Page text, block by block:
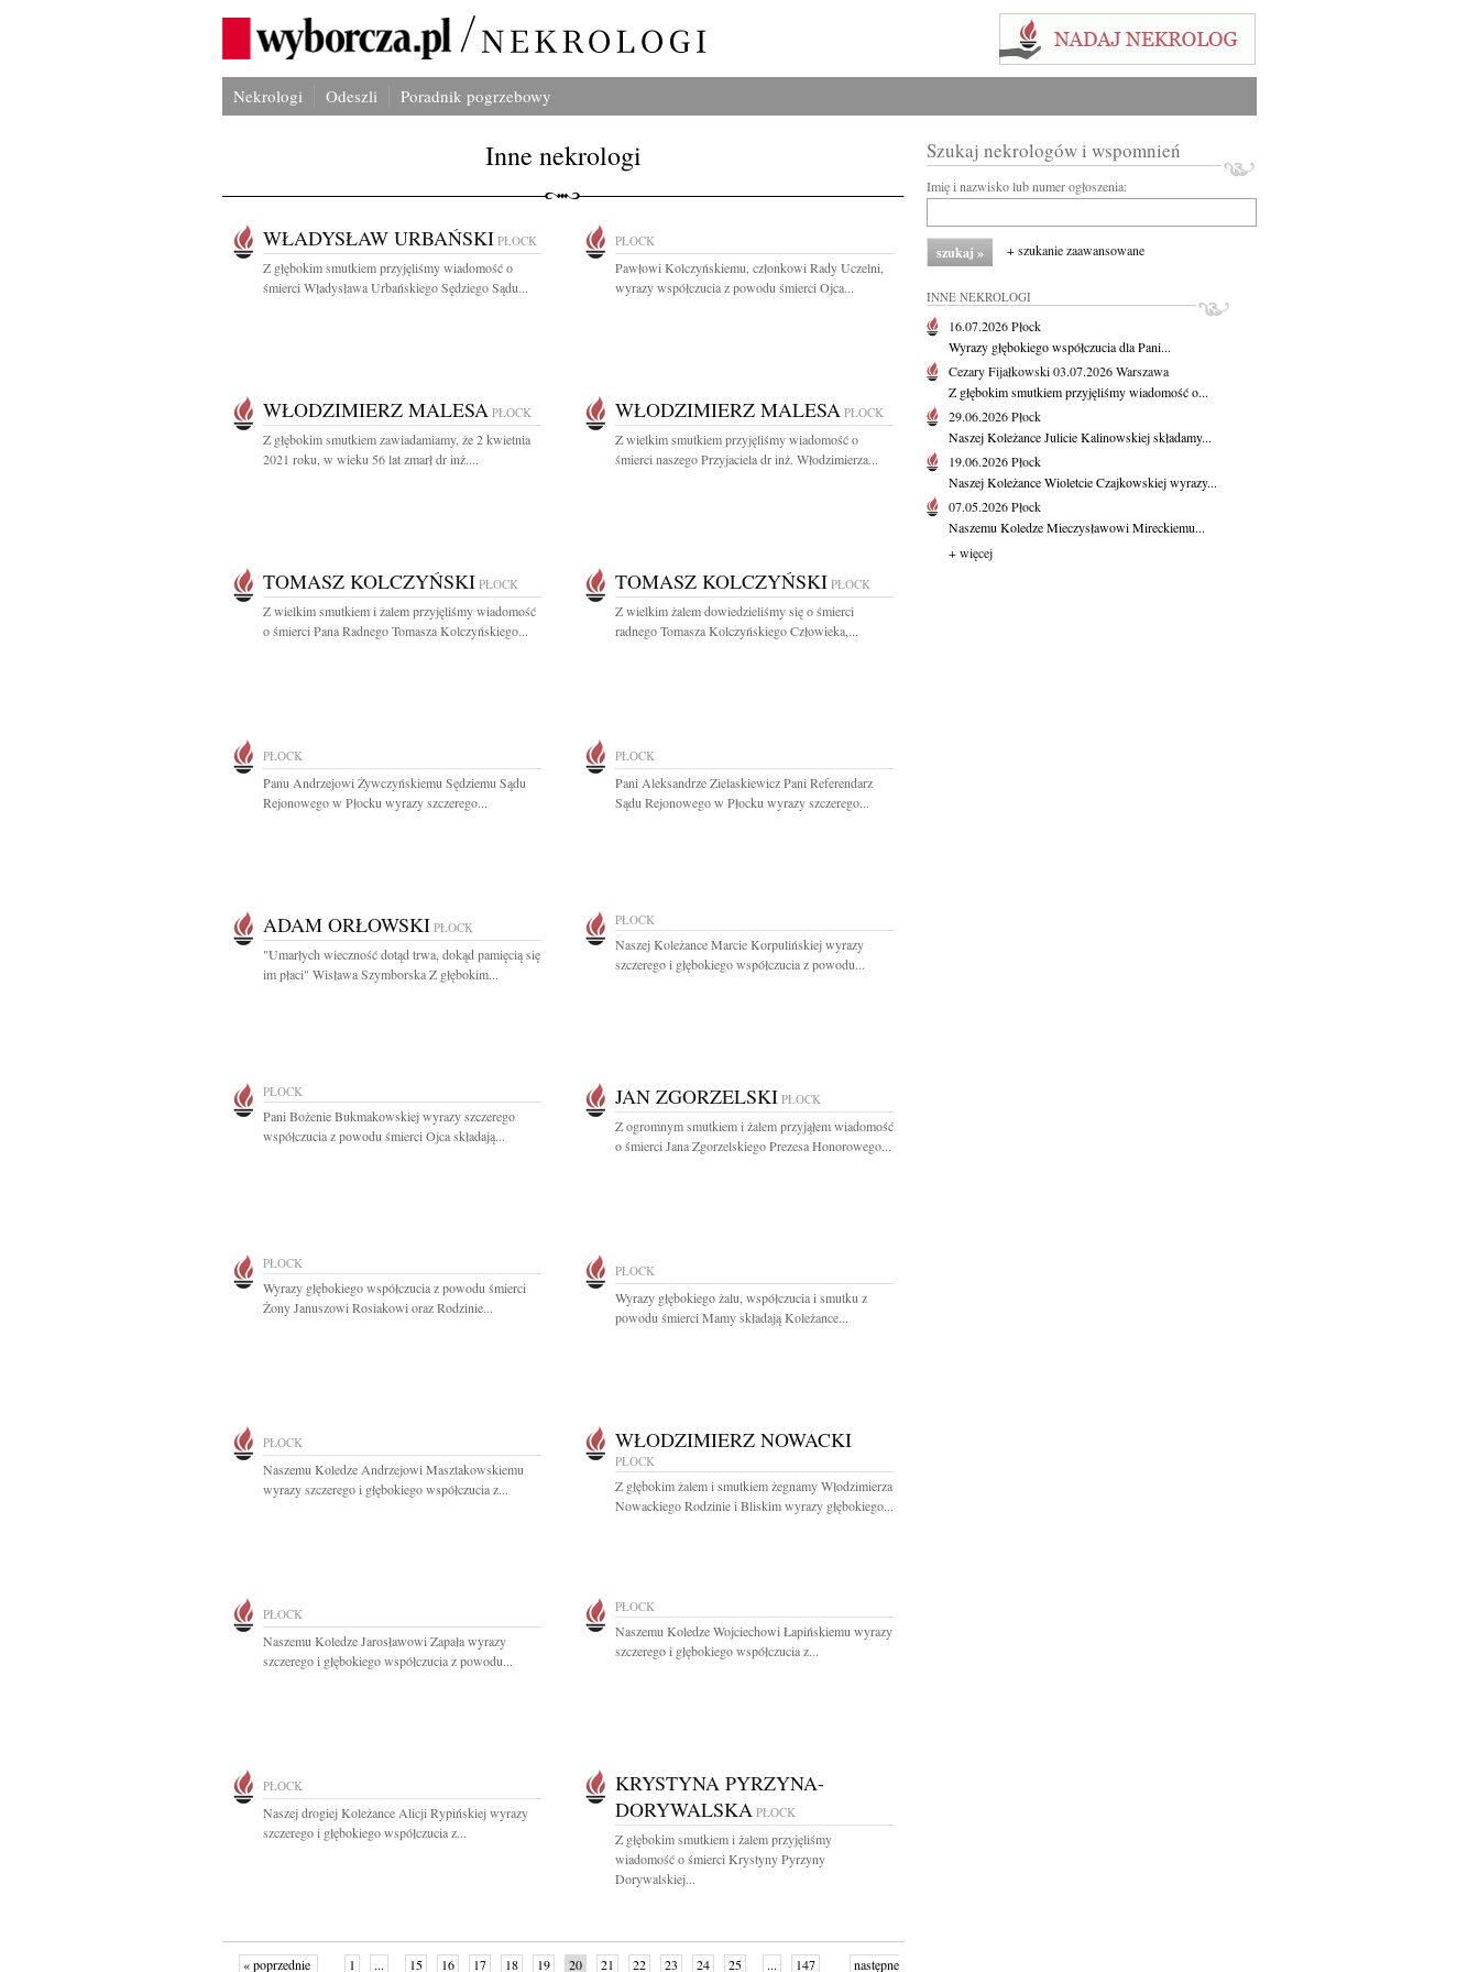
Nekrologi Odeszli Poradnik pogrzebowy
Inne nekrologi
WŁADYSŁAW URBAŃSKI PŁOCK
Z głębokim smutkiem przyjęliśmy wiadomość o
śmierci Władysława Urbańskiego Sędziego Sądu...
PŁOCK
Pawłowi Kolczyńskiemu, członkowi Rady Uczelni,
wyrazy współczucia z powodu śmierci Ojca...
WŁODZIMIERZ MALESA PŁOCK
Z głębokim smutkiem zawiadamiamy, że 2 kwietnia
2021 roku, w wieku 56 lat zmarł dr inż....
WŁODZIMIERZ MALESA PŁOCK
Z wielkim smutkiem przyjęliśmy wiadomość o
śmierci naszego Przyjaciela dr inż. Włodzimierza...
TOMASZ KOLCZYŃSKI PŁOCK
Z wielkim smutkiem i żalem przyjęliśmy wiadomość
o śmierci Pana Radnego Tomasza Kolczyńskiego...
TOMASZ KOLCZYŃSKI PŁOCK
Z wielkim żalem dowiedzieliśmy się o śmierci
radnego Tomasza Kolczyńskiego Człowieka,...
PŁOCK
Panu Andrzejowi Żywczyńskiemu Sędziemu Sądu
Rejonowego w Płocku wyrazy szczerego...
PŁOCK
Pani Aleksandrze Zielaskiewicz Pani Referendarz
Sądu Rejonowego w Płocku wyrazy szczerego...
ADAM ORŁOWSKI PŁOCK
"Umarłych wieczność dotąd trwa, dokąd pamięcią się
im płaci" Wisława Szymborska Z głębokim...
PŁOCK
Naszej Koleżance Marcie Korpulińskiej wyrazy
szczerego i głębokiego współczucia z powodu...
PŁOCK
Pani Bożenie Bukmakowskiej wyrazy szczerego
współczucia z powodu śmierci Ojca składają...
JAN ZGORZELSKI PŁOCK
Z ogromnym smutkiem i żalem przyjąłem wiadomość
o śmierci Jana Zgorzelskiego Prezesa Honorowego...
PŁOCK
Wyrazy głębokiego współczucia z powodu śmierci
Żony Januszowi Rosiakowi oraz Rodzinie...
PŁOCK
Wyrazy głębokiego żalu, współczucia i smutku z
powodu śmierci Mamy składają Koleżance...
PŁOCK
Naszemu Koledze Andrzejowi Masztakowskiemu
wyrazy szczerego i głębokiego współczucia z...
WŁODZIMIERZ NOWACKI
PŁOCK
Z głębokim żalem i smutkiem żegnamy Włodzimierza
Nowackiego Rodzinie i Bliskim wyrazy głębokiego...
PŁOCK
Naszemu Koledze Jarosławowi Zapała wyrazy
szczerego i głębokiego współczucia z powodu...
PŁOCK
Naszemu Koledze Wojciechowi Łapińskiemu wyrazy
szczerego i głębokiego współczucia z...
PŁOCK
Naszej drogiej Koleżance Alicji Rypińskiej wyrazy
szczerego i głębokiego współczucia z...
KRYSTYNA PYRZYNA-
DORYWALSKA PŁOCK
Z głębokim smutkiem i żalem przyjęliśmy
wiadomość o śmierci Krystyny Pyrzyny
Dorywalskiej...
« poprzednie 1 ... 15 16 17 18 19 20 21 22 23 24 25 ... 147 następne
Szukaj nekrologów i wspomnień
Imię i nazwisko lub numer ogłoszenia:
+ szukanie zaawansowane
INNE NEKROLOGI
16.07.2026Płock
Wyrazy głębokiego współczucia dla Pani...
Cezary Fijałkowski03.07.2026Warszawa
Z głębokim smutkiem przyjęliśmy wiadomość o...
29.06.2026Płock
Naszej Koleżance Julicie Kalinowskiej składamy...
19.06.2026Płock
Naszej Koleżance Wioletcie Czajkowskiej wyrazy...
07.05.2026Płock
Naszemu Koledze Mieczysławowi Mireckiemu...
+ więcej